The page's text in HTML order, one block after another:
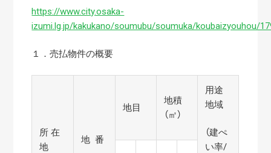
https://www.city.osaka-
izumi.lg.jp/kakukano/soumubu/soumuka/koubaizyouhou/
１．売払物件の概要
所 在
地
地 番
地目
地積
（㎡）
用途
地域
（建ぺ
い率/